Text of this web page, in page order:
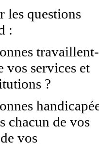
les questions
:
travaillent-
vos services et
?
chacun de vos
vos